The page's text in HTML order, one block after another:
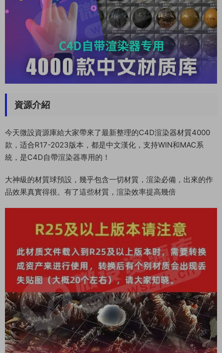
資源介紹
今天微設資源庫給大家帶來了最新整理的C4D渲染器材質4000
款，适合R17-2023版本，都是中文漢化，支持WIN和MAC系
統，是C4D自帶渲染器專用的！
大神級的材質球預設，幾乎包含一切材質，渲染必備，出來的作
品效果真實得很。有了這些材質，渲染效率提高幾倍